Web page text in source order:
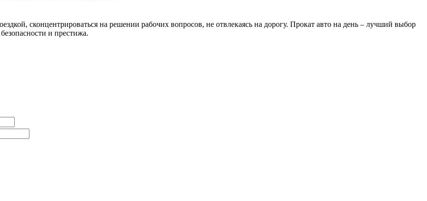
сконцентрироваться на решении рабочих вопросов, не отвлекаясь на дорогу. Прокат авто на день – лучший выбор
и престижа.